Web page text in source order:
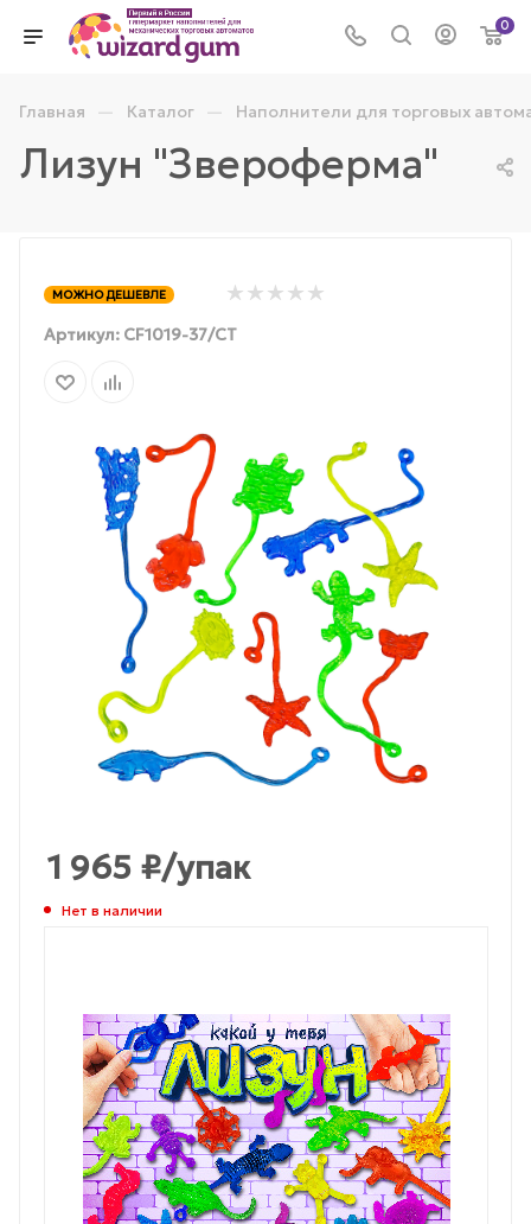
0
Главная — Каталог — Наполнители для торговых
Лизун "Звероферма"
МОЖНО ДЕШЕВЛЕ
Артикул: CF1019-37/СТ
1 965 ₽/упак
Нет в наличии